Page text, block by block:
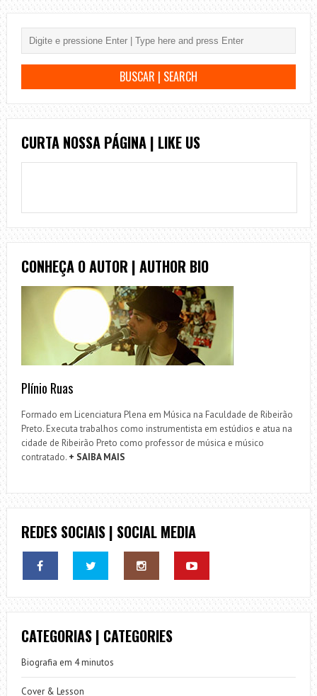
CURTA NOSSA PÁGINA | LIKE US
CONHEÇA O AUTOR | AUTHOR BIO
Plínio Ruas
Formado em Licenciatura Plena em Música na Faculdade de Ribeirão
Preto. Executa trabalhos como instrumentista em estúdios e atua na
cidade de Ribeirão Preto como professor de música e músico
contratado. + SAIBA MAIS
REDES SOCIAIS | SOCIAL MEDIA
CATEGORIAS | CATEGORIES
Biografia em 4 minutos
Cover & Lesson